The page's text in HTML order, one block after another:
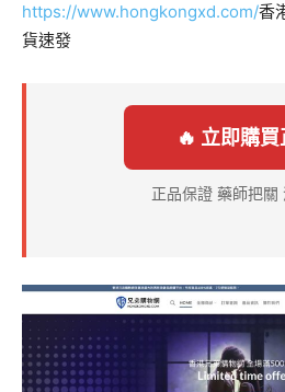
https://www.hongkongxd.com/香
貨速發
🔥 立即購
正品保證 藥師把關